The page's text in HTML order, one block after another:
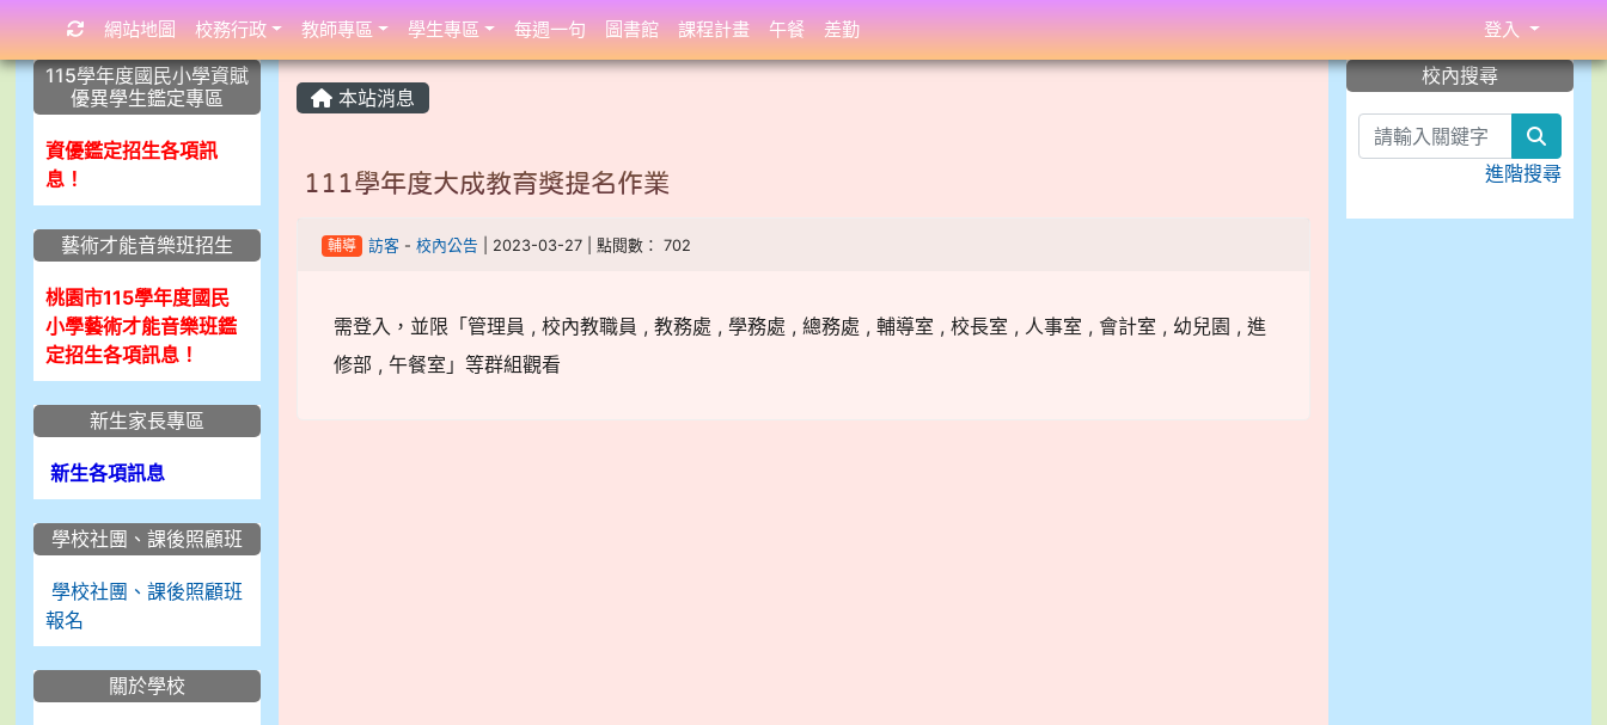
:::
本站消息
111學年度大成教育獎提名作業
輔導 訪客- 校內公告 | 2023-03-27 | 點閱數： 702
需登入，並限「管理員 , 校內教職員 , 教務處 , 學務處 , 總務處 , 輔導室 , 校長室 , 人事室 , 會計室 , 幼兒園 , 進
修部 , 午餐室」等群組觀看
:::115學年度國民小學資賦
優異學生鑑定專區
資優鑑定招生各項訊
息！
藝術才能音樂班招生
桃園市115學年度國民
小學藝術才能音樂班鑑
定招生各項訊息！
新生家長專區
新生各項訊息
學校社團、課後照顧班
學校社團、課後照顧班
報名
關於學校
::: 校內搜尋
進階搜尋
::: 網站地圖 校務行政 教師專區 學生專區 每週一句 圖書館 課程計畫 午餐 差勤 登入